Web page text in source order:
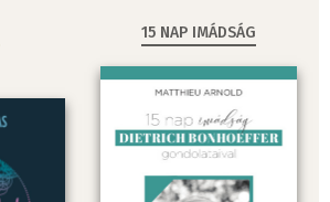
15 NAP IMÁDSÁG